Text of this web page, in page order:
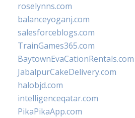
roselynns.com
balanceyoganj.com
salesforceblogs.com
TrainGames365.com
BaytownEvaCationRentals.com
JabalpurCakeDelivery.com
halobjd.com
intelligenceqatar.com
PikaPikaApp.com